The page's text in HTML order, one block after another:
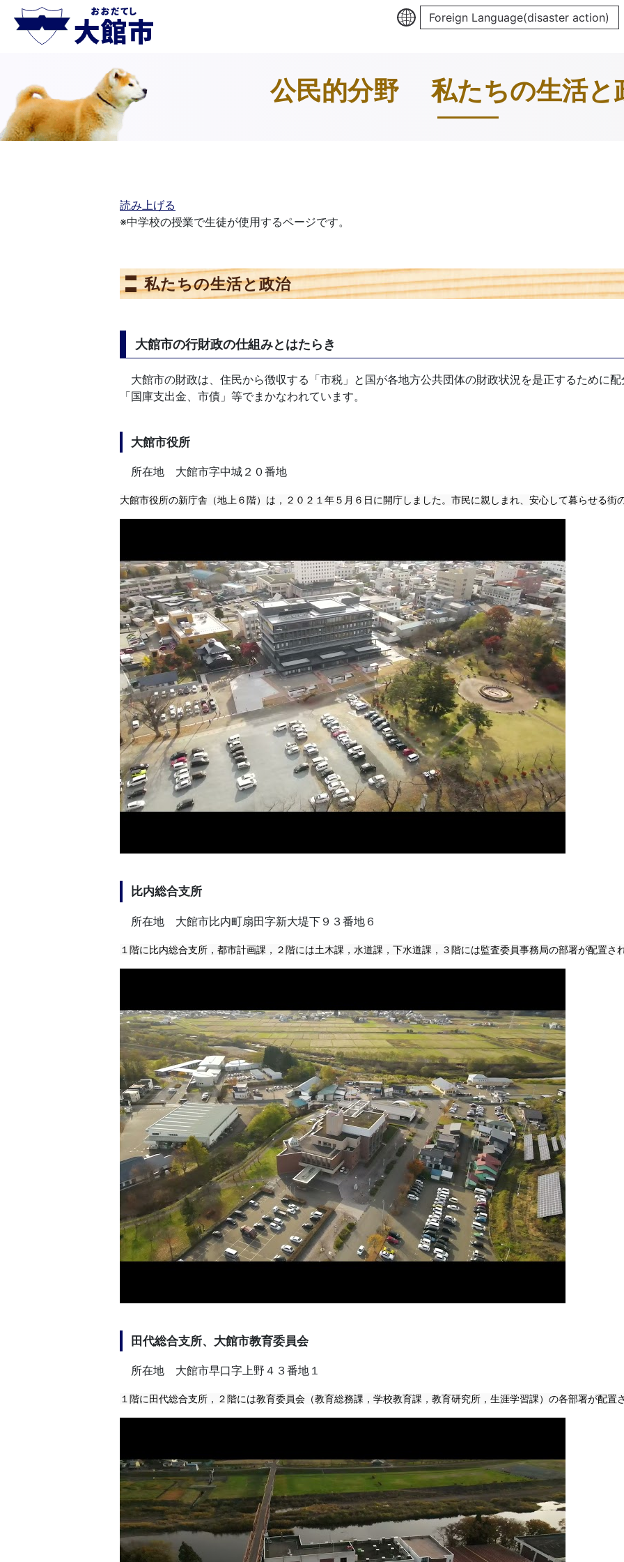
Foreign Language(disaster action)
公民的分野 私たちの生活と
読み上げる
※中学校の授業で生徒が使用するページです。
私たちの生活と政治
大館市の行財政の仕組みとはたらき
大館市の財政は、住民から徴収する「市税」と国が各地方公共団体の財政状況を是正するために
「国庫支出金、市債」等でまかなわれています。
大館市役所
所在地 大館市字中城２０番地
大館市役所の新庁舎（地上６階）は，２０２１年５月６日に開庁しました。市民に親しまれ、安心して暮らせる街
比内総合支所
所在地 大館市比内町扇田字新大堤下９３番地６
１階に比内総合支所，都市計画課，２階には土木課，水道課，下水道課，３階には監査委員事務局の部署が配置さ
田代総合支所、大館市教育委員会
所在地 大館市早口字上野４３番地１
１階に田代総合支所，２階には教育委員会（教育総務課，学校教育課，教育研究所，生涯学習課）の各部署が配置